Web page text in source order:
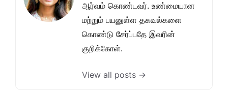
ஆர்வம் கொண்டவர். உண்மையான
மற்றும் பயனுள்ள தகவல்களை
கொண்டு சேர்ப்பதே இவரின்
குறிக்கோள்.
View all posts →